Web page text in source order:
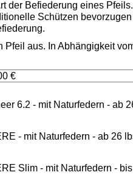
der Befiederung eines
Schützen
aus. In Abhängigkeit
6.2 - mit Naturfedern - ab
- mit Naturfedern - ab 26
Slim - mit Naturfedern -